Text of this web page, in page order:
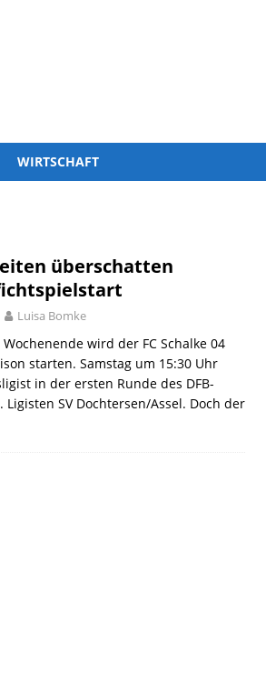
WIRTSCHAFT
überschatten
Luisa Bomke
wird der FC Schalke 04
starten. Samstag um 15:30 Uhr
in der ersten Runde des DFB-
Ligisten SV Dochtersen/Assel. Doch der